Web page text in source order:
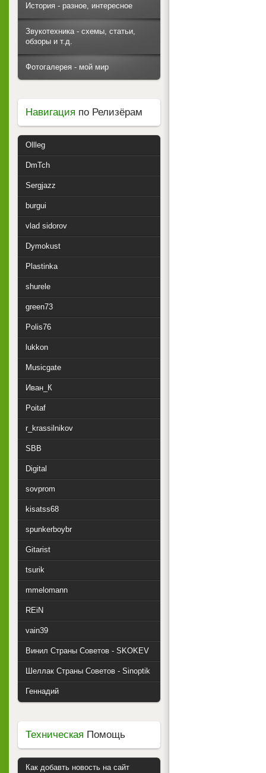
История - разное, интересное
Звукотехника - схемы, статьи,
обзоры и т.д.
Фотогалерея - мой мир
Навигация по Релизёрам
Ollleg
DmTch
Sergjazz
burgui
vlad sidorov
Dymokust
Plastinka
shurele
green73
Polis76
lukkon
Musicgate
Иван_К
Poitaf
r_krassilnikov
SBB
Digital
sovprom
kisatss68
spunkerboybr
Gitarist
tsurik
mmelomann
REiN
vain39
Винил Страны Советов - SKOKEV
Шеллак Страны Советов - Sinoptik
Геннадий
Техническая Помощь
Как добавть новость на сайт